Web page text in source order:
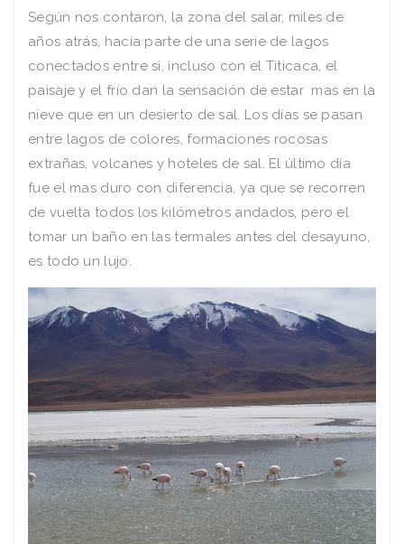
Según nos contaron, la zona del salar, miles de
años atrás, hacía parte de una serie de lagos
conectados entre sí, incluso con el Titicaca, el
paisaje y el frío dan la sensación de estar mas en la
nieve que en un desierto de sal. Los días se pasan
entre lagos de colores, formaciones rocosas
extrañas, volcanes y hoteles de sal. El último día
fue el mas duro con diferencia, ya que se recorren
de vuelta todos los kilómetros andados, pero el
tomar un baño en las termales antes del desayuno,
es todo un lujo.